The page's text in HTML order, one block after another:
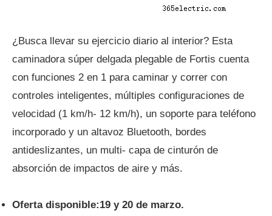
¿Busca llevar su ejercicio diario al interior? Esta
caminadora súper delgada plegable de Fortis cuenta
con funciones 2 en 1 para caminar y correr con
controles inteligentes, múltiples configuraciones de
velocidad (1 km/h- 12 km/h), un soporte para teléfono
incorporado y un altavoz Bluetooth, bordes
antideslizantes, un multi- capa de cinturón de
absorción de impactos de aire y más.
Oferta disponible:19 y 20 de marzo.